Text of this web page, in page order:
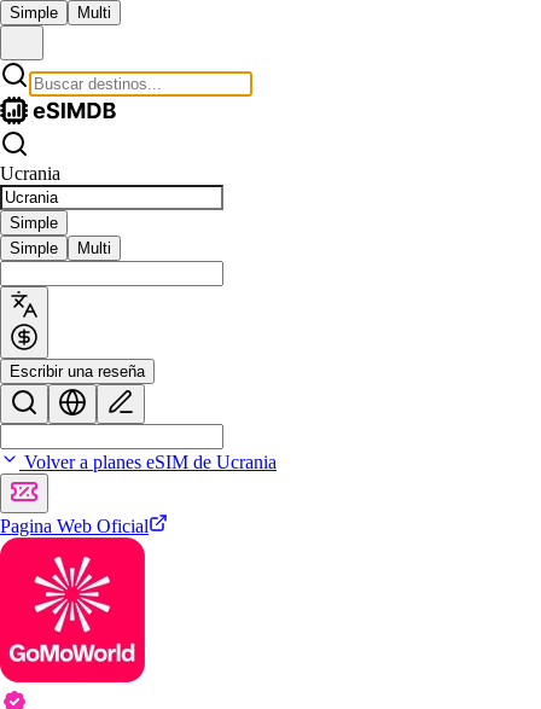
Simple Multi
Ucrania
Simple
Simple
Multi
Escribir una reseña
Volver a planes eSIM de Ucrania
Pagina Web Oficial